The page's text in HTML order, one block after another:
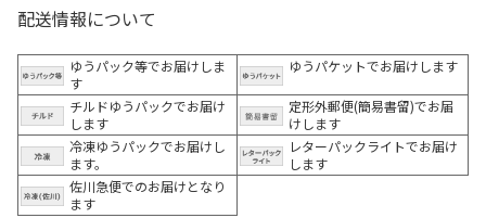
配送情報について
ゆうパック等でお届けしま
す
ゆうパケットでお届けします
チルドゆうパックでお届け
します
定形外郵便(簡易書留)でお届
けします
冷凍ゆうパックでお届けし
ます。
レターパックライトでお届け
します
佐川急便でのお届けとなり
ます